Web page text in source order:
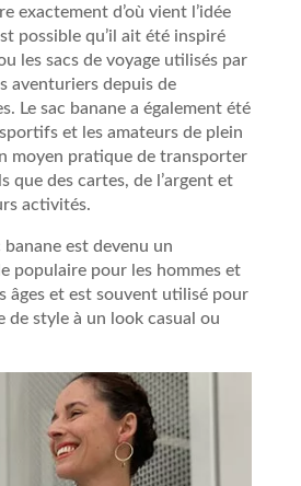
exactement d’où vient l’idée
possible qu’il ait été inspiré
les sacs de voyage utilisés par
aventuriers depuis de
Le sac banane a également été
et les amateurs de plein
moyen pratique de transporter
que des cartes, de l’argent et
activités.
banane est devenu un
populaire pour les hommes et
âges et est souvent utilisé pour
de style à un look casual ou